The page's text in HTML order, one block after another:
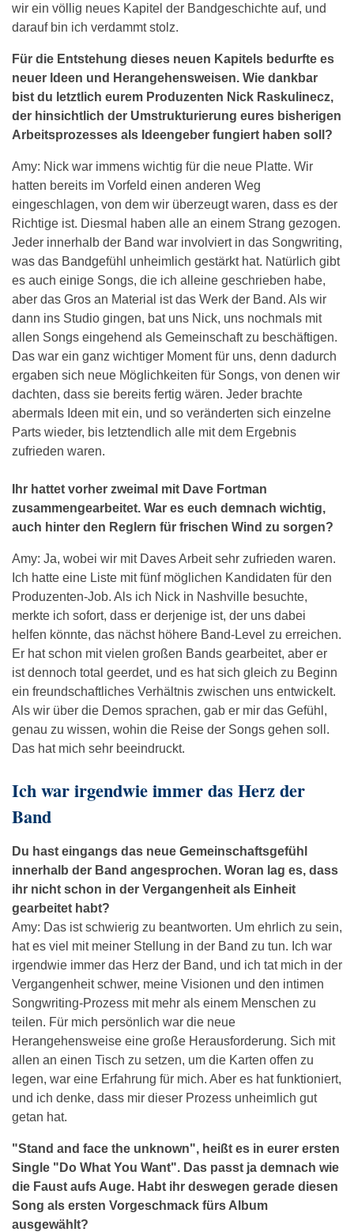
wir ein völlig neues Kapitel der Bandgeschichte auf, und
darauf bin ich verdammt stolz.
Für die Entstehung dieses neuen Kapitels bedurfte es
neuer Ideen und Herangehensweisen. Wie dankbar
bist du letztlich eurem Produzenten Nick Raskulinecz,
der hinsichtlich der Umstrukturierung eures bisherigen
Arbeitsprozesses als Ideengeber fungiert haben soll?
Amy: Nick war immens wichtig für die neue Platte. Wir
hatten bereits im Vorfeld einen anderen Weg
eingeschlagen, von dem wir überzeugt waren, dass es der
Richtige ist. Diesmal haben alle an einem Strang gezogen.
Jeder innerhalb der Band war involviert in das Songwriting,
was das Bandgefühl unheimlich gestärkt hat. Natürlich gibt
es auch einige Songs, die ich alleine geschrieben habe,
aber das Gros an Material ist das Werk der Band. Als wir
dann ins Studio gingen, bat uns Nick, uns nochmals mit
allen Songs eingehend als Gemeinschaft zu beschäftigen.
Das war ein ganz wichtiger Moment für uns, denn dadurch
ergaben sich neue Möglichkeiten für Songs, von denen wir
dachten, dass sie bereits fertig wären. Jeder brachte
abermals Ideen mit ein, und so veränderten sich einzelne
Parts wieder, bis letztendlich alle mit dem Ergebnis
zufrieden waren.
Ihr hattet vorher zweimal mit Dave Fortman
zusammengearbeitet. War es euch demnach wichtig,
auch hinter den Reglern für frischen Wind zu sorgen?
Amy: Ja, wobei wir mit Daves Arbeit sehr zufrieden waren.
Ich hatte eine Liste mit fünf möglichen Kandidaten für den
Produzenten-Job. Als ich Nick in Nashville besuchte,
merkte ich sofort, dass er derjenige ist, der uns dabei
helfen könnte, das nächst höhere Band-Level zu erreichen.
Er hat schon mit vielen großen Bands gearbeitet, aber er
ist dennoch total geerdet, und es hat sich gleich zu Beginn
ein freundschaftliches Verhältnis zwischen uns entwickelt.
Als wir über die Demos sprachen, gab er mir das Gefühl,
genau zu wissen, wohin die Reise der Songs gehen soll.
Das hat mich sehr beeindruckt.
Ich war irgendwie immer das Herz der
Band
Du hast eingangs das neue Gemeinschaftsgefühl
innerhalb der Band angesprochen. Woran lag es, dass
ihr nicht schon in der Vergangenheit als Einheit
gearbeitet habt?
Amy: Das ist schwierig zu beantworten. Um ehrlich zu sein,
hat es viel mit meiner Stellung in der Band zu tun. Ich war
irgendwie immer das Herz der Band, und ich tat mich in der
Vergangenheit schwer, meine Visionen und den intimen
Songwriting-Prozess mit mehr als einem Menschen zu
teilen. Für mich persönlich war die neue
Herangehensweise eine große Herausforderung. Sich mit
allen an einen Tisch zu setzen, um die Karten offen zu
legen, war eine Erfahrung für mich. Aber es hat funktioniert,
und ich denke, dass mir dieser Prozess unheimlich gut
getan hat.
"Stand and face the unknown", heißt es in eurer ersten
Single "Do What You Want". Das passt ja demnach wie
die Faust aufs Auge. Habt ihr deswegen gerade diesen
Song als ersten Vorgeschmack fürs Album
ausgewählt?